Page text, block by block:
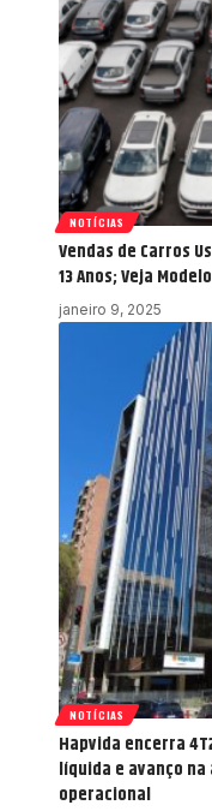
NOTÍCIAS
Vendas de Carros
13 Anos; Veja
janeiro 9, 2025
NOTÍCIAS
Hapvida encerra
líquida e avanço
operacional